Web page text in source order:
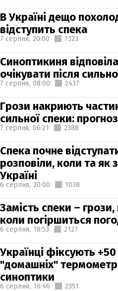
В Україні дещо
відступить спека
7 серпня, 20:00 7323
Синоптикиня
очікувати після
7 серпня, 08:00 2437
Грози накриють
сильної спеки:
7 серпня, 06:21 2388
Спека почне
розповіли, коли та як
Україні
6 серпня, 20:00 1038
Замість спеки – грози,
коли погіршиться
6 серпня, 18:53 2127
Українці фіксують +50
"домашніх"
синоптики
6 серпня, 16:46 2351